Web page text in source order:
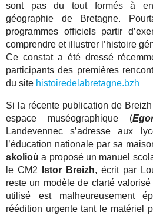
sont pas du tout formés à
géographie de Bretagne.
programmes officiels partir
comprendre et illustrer l’histoire
Ce constat a été dressé
participants des premières
du site histoiredelabretagne.bzh
Si la récente publication de
espace muséographique (E
Landevennec s’adresse aux
l’éducation nationale par sa
skolioùa proposé un manuel
le CM2
Istor Breizh, écrit par
reste un modèle de clarté
utilisé est malheureusement
réédition urgente tant le matériel